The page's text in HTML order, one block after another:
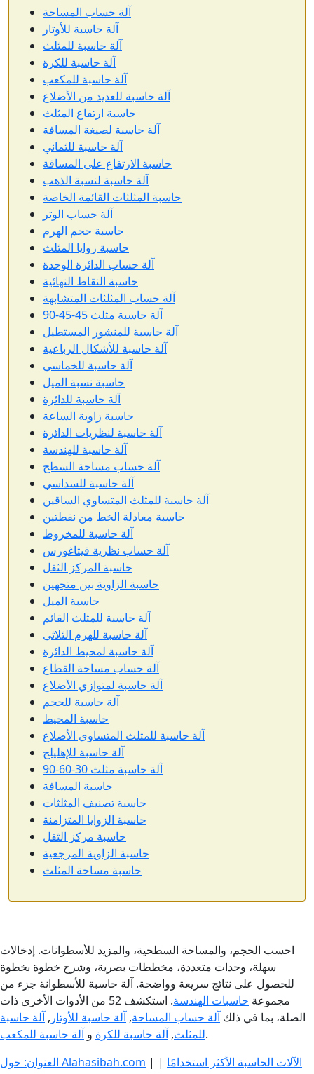
آلة حساب المساحة
آلة حاسبة للأوتار
آلة حاسبة للمثلث
آلة حاسبة للكرة
آلة حاسبة للمكعب
آلة حاسبة للعديد من الأضلاع
حاسبة ارتفاع المثلث
آلة حاسبة لصيغة المسافة
آلة حاسبة للثماني
حاسبة الارتفاع على المسافة
آلة حاسبة لنسبة الذهب
حاسبة المثلثات القائمة الخاصة
آلة حساب الوتر
حاسبة حجم الهرم
حاسبة زوايا المثلث
آلة حساب الدائرة الوحدة
حاسبة النقاط النهائية
آلة حساب المثلثات المتشابهة
آلة حاسبة مثلث 45-45-90
آلة حاسبة للمنشور المستطيل
آلة حاسبة للأشكال الرباعية
آلة حاسبة للخماسي
حاسبة نسبة الميل
آلة حاسبة للدائرة
حاسبة زاوية الساعة
آلة حاسبة لنظريات الدائرة
آلة حاسبة للهندسة
آلة حساب مساحة السطح
آلة حاسبة للسداسي
آلة حاسبة للمثلث المتساوي الساقين
حاسبة معادلة الخط من نقطتين
آلة حاسبة للمخروط
آلة حساب نظرية فيثاغورس
حاسبة المركز الثقل
حاسبة الزاوية بين متجهين
حاسبة الميل
آلة حاسبة للمثلث القائم
آلة حاسبة للهرم الثلاثي
آلة حاسبة لمحيط الدائرة
آلة حساب مساحة القطاع
آلة حاسبة لمتوازي الأضلاع
آلة حاسبة للحجم
حاسبة المحيط
آلة حاسبة للمثلث المتساوي الأضلاع
آلة حاسبة للإهليلج
آلة حاسبة مثلث 30-60-90
حاسبة المسافة
حاسبة تصنيف المثلثات
حاسبة الزوايا المتزامنة
حاسبة مركز الثقل
حاسبة الزاوية المرجعية
حاسبة مساحة المثلث
احسب الحجم، والمساحة السطحية، والمزيد للأسطوانات. إدخالات
سهلة، وحدات متعددة، مخططات بصرية، وشرح خطوة بخطوة
للحصول على نتائج سريعة وواضحة. آلة حاسبة للأسطوانة جزء من
مجموعة حاسبات الهندسة
. استكشف 52 من الأدوات الأخرى ذات
الصلة، بما في ذلك آلة حساب المساحة, آلة حاسبة للأوتار , آلة حاسبة
للمثلث, آلة حاسبة للكرة و آلة حاسبة للمكعب
.
العنوان: حول Alahasibah.com | الآلات الحاسبة الأكثر استخدامًا |